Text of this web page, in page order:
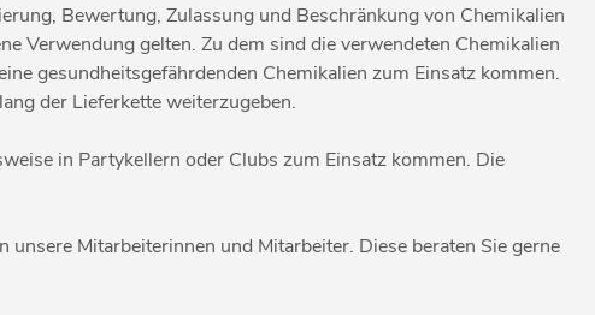
Bewertung, Zulassung und Beschränkung von Chemikalien
Verwendung gelten. Zu dem sind die verwendeten Chemikalien
gesundheitsgefährdenden Chemikalien zum Einsatz kommen.
der Lieferkette weiterzugeben.
in Partykellern oder Clubs zum Einsatz kommen. Die
unsere Mitarbeiterinnen und Mitarbeiter. Diese beraten Sie gerne